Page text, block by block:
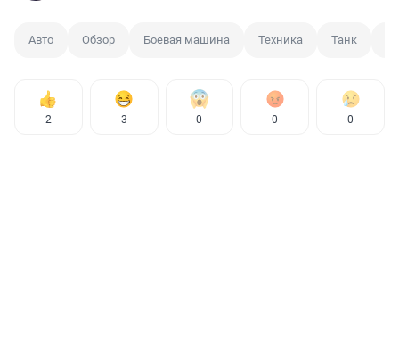
Авто Обзор Боевая машина Техника Танк
2 3 0 0 0